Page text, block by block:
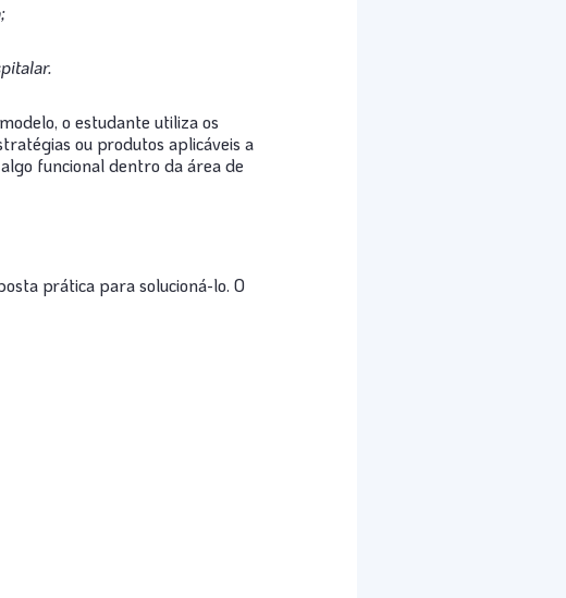
o estudante utiliza os
ou produtos aplicáveis a
funcional dentro da área de
prática para solucioná-lo. O